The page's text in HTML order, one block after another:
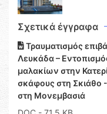
Σχετικά έγγραφα
Τραυματισμός
Λευκάδα –
μαλακίων στην
σκάφους στη Σκιάθο
στη Μονεμβασιά